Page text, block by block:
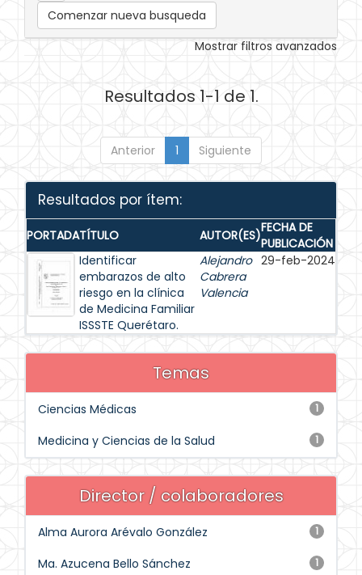
Comenzar nueva busqueda
Mostrar filtros avanzados
Resultados 1-1 de 1.
Anterior 1 Siguiente
Resultados por ítem:
PORTADATÍTULO AUTOR(ES)FECHA DE
PUBLICACIÓN
Identificar
embarazos de alto
riesgo en la clínica
de Medicina Familiar
ISSSTE Querétaro.
Alejandro
Cabrera
Valencia
29-feb-2024
Temas
1
Ciencias Médicas
1
Medicina y Ciencias de la Salud
Director / colaboradores
1
Alma Aurora Arévalo González
1
Ma. Azucena Bello Sánchez